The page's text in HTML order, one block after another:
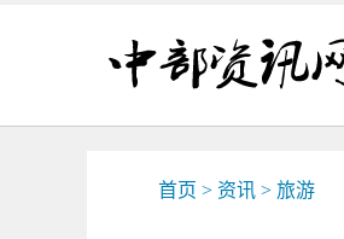
首页 > 资讯 > 旅游